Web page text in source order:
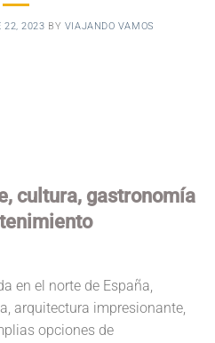
22, 2023 BY VIAJANDO VAMOS
cultura, gastronomía
en el norte de España,
arquitectura impresionante,
opciones de